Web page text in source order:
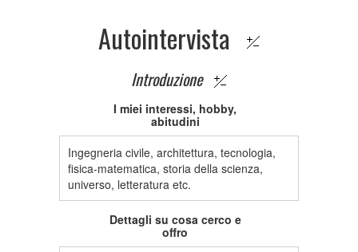
Autointervista
Introduzione
I miei interessi, hobby,
abitudini
Ingegneria civile, architettura, tecnologia,
fisica-matematica, storia della scienza,
universo, letteratura etc.
Dettagli su cosa cerco e
offro